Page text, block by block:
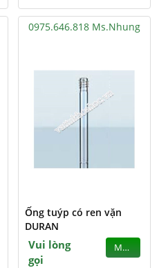
0975.646.818 Ms.Nhung
Ống tuýp có ren vặn
DURAN
Vui lòng
gọi
MUA